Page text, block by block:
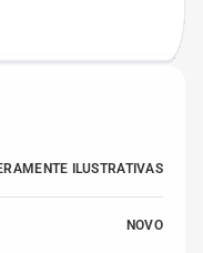
ILUSTRATIVAS
NOVO